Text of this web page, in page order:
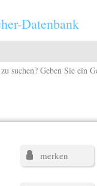
Datenbank
suchen? Geben Sie ein
merken